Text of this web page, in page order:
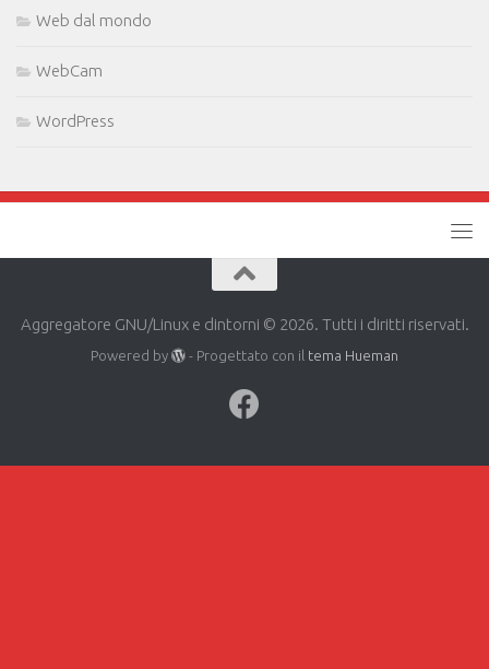
Web dal mondo
WebCam
WordPress
Aggregatore GNU/Linux e dintorni © 2026. Tutti i diritti riservati.
Powered by - Progettato con il tema Hueman